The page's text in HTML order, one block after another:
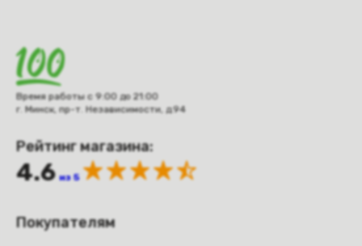
Время работы с 9:00 до 21:00
г. Минск, пр-т. Независимости, д.94
Рейтинг магазина:
4.6 из 5
Покупателям